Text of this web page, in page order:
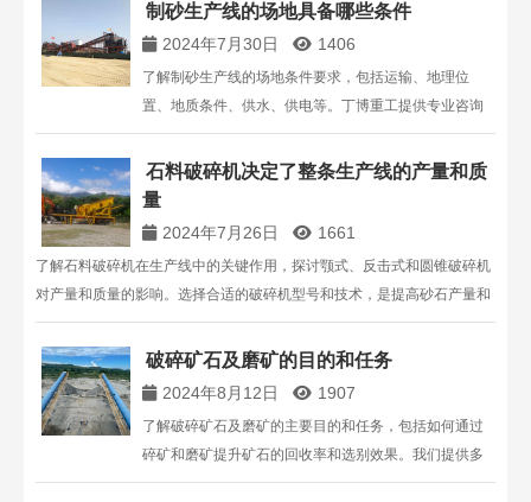
制砂生产线的场地具备哪些条件
2024年7月30日 1406
了解制砂生产线的场地条件要求，包括运输、地理位
置、地质条件、供水、供电等。丁博重工提供专业咨询
与报价，助您规划高效制砂生产线。
石料破碎机决定了整条生产线的产量和质
量
2024年7月26日 1661
了解石料破碎机在生产线中的关键作用，探讨颚式、反击式和圆锥破碎机
对产量和质量的影响。选择合适的破碎机型号和技术，是提高砂石产量和
确保产品质量的关键。丁博重工提供多种破碎设备，满足您的生产需求，
提供优质售后服务。破碎矿石及磨矿的目的和任务
2024年8月12日 1907
了解破碎矿石及磨矿的主要目的和任务，包括如何通过
碎矿和磨矿提升矿石的回收率和选别效果。我们提供多
种型号和规格的破碎机设备，致力于提高生产效率和降